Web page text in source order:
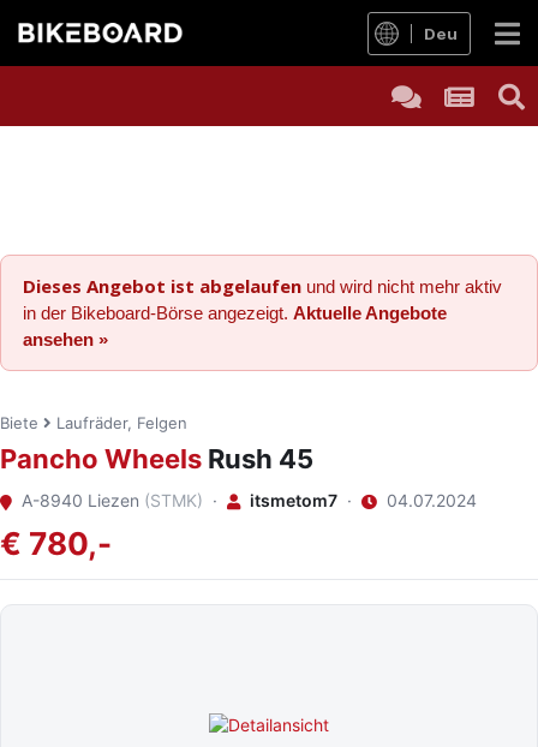
Deu
Dieses Angebot ist abgelaufen und wird nicht mehr aktiv
in der Bikeboard-Börse angezeigt. Aktuelle Angebote
ansehen »
Biete Laufräder, Felgen
Pancho Wheels Rush 45
A-8940 Liezen (STMK) · itsmetom7 · 04.07.2024
€ 780,-